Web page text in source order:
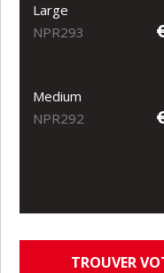
Large
NPR293
Medium
NPR292
TROUVER